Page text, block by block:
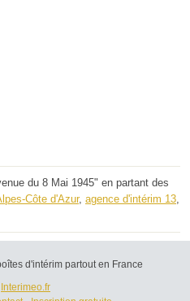
du 8 Mai 1945" en partant des
Côte d'Azur, agence d'intérim 13
d'intérim partout en France
Interimeo.fr